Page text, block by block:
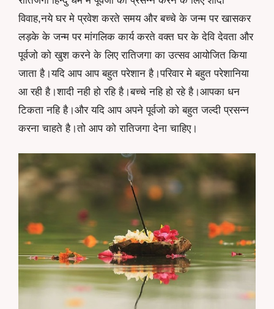
विवाह,नये घर मे प्रवेश करते समय और बच्चे के जन्म पर खासकर
लड़के के जन्म पर मांगलिक कार्य करते वक्त घर के देवि देवता और
पूर्वजो को खुश करने के लिए रातिजगा का उत्सव आयोजित किया
जाता है।यदि आप आप बहुत परेशान है।परिवार मे बहुत परेशानिया
आ रही है।शादी नही हो रहि है।बच्चे नहि हो रहे है।आपका धन
टिकता नहि है।और यदि आप अपने पूर्वजो को बहुत जल्दी प्रसन्न
करना चाहते है।तो आप को रातिजगा देना चाहिए।